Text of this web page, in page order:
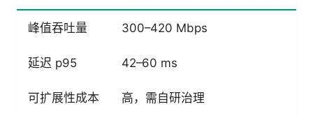
峰值吞吐量 300–420 Mbps
延迟 p95 42–60 ms
可扩展性成本 高，需自研治理